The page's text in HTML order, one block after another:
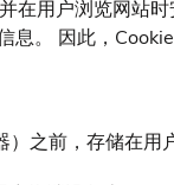
用户浏览网站
。 因此，
之前，存储在用